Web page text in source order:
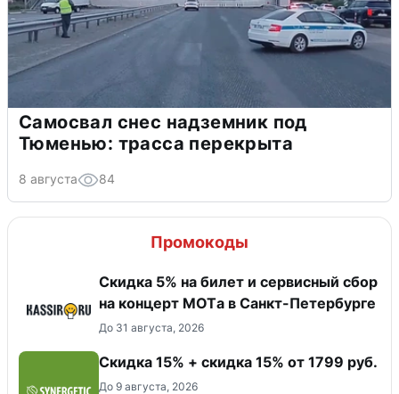
Самосвал снес надземник под
Тюменью: трасса перекрыта
8 августа 84
Промокоды
Скидка 5% на билет и сервисный сбор
на концерт MOTа в Санкт-Петербурге
До 31 августа, 2026
Скидка 15% + скидка 15% от 1799 руб.
До 9 августа, 2026